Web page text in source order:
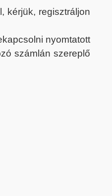
kérjük, regisztráljon
nyomtatott
számlán szereplő